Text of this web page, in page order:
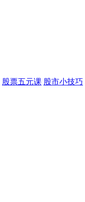
股票五元课 股市小技巧